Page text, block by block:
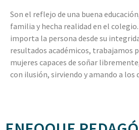
Son el reflejo de una buena
familia y hecha realidad en el
importa la persona desde su
resultados académicos, trabajamos
mujeres capaces de soñar
con ilusión, sirviendo y amando a los